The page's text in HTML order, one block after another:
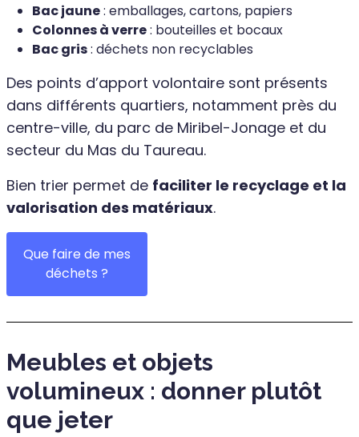
Bac jaune: emballages, cartons, papiers
Colonnes à verre: bouteilles et bocaux
Bac gris: déchets non recyclables
Des points d’apport volontaire sont présents
dans différents quartiers, notamment près du
centre-ville, du parc de Miribel-Jonage et du
secteur du Mas du Taureau.
Bien trier permet de faciliter le recyclage et la
valorisation des matériaux.
Que faire de mes
déchets ?
Meubles et objets
volumineux : donner plutôt
que jeter